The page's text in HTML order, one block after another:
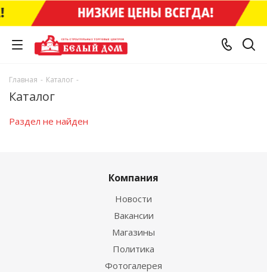
Главная - Каталог -
Каталог
Раздел не найден
Компания
Новости
Вакансии
Магазины
Политика
Фотогалерея